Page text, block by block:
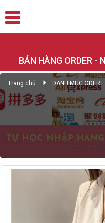
BÁN HÀNG ORDER -
Trang chủ DANH MỤC ODER